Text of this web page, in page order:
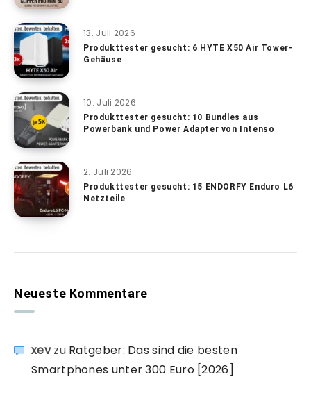
13. Juli 2026
Produkttester gesucht: 6 HYTE X50 Air Tower-
Gehäuse
10. Juli 2026
Produkttester gesucht: 10 Bundles aus
Powerbank und Power Adapter von Intenso
2. Juli 2026
Produkttester gesucht: 15 ENDORFY Enduro L6
Netzteile
Neueste Kommentare
xevzu Ratgeber: Das sind die besten
Smartphones unter 300 Euro [2026]